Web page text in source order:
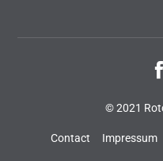
© 2021
Contact Impressum